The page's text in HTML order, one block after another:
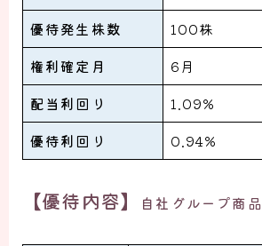
優待発生株数
100株
権利確定月
6月
配当利回り
1.09%
優待利回り
0.94%
【優待内容】 自社グループ商品